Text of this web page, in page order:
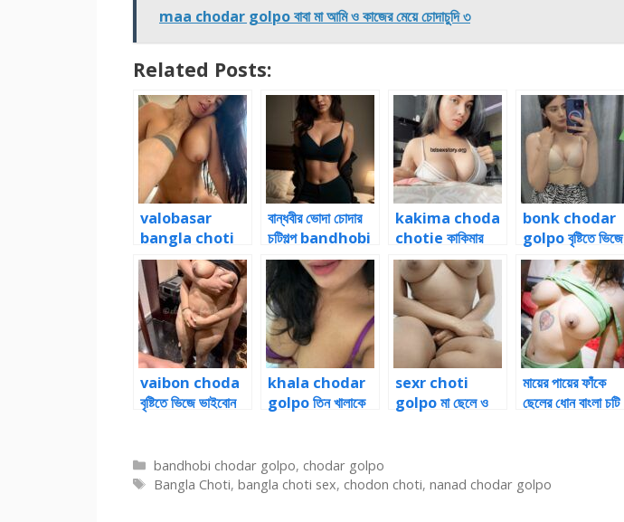
maa chodar golpo বাবা মা আমি ও কাজের মেয়ে চোদাচুদি ৩
Related Posts:
valobasar
bangla choti
শাড়ী খুলে বান্ধবীর টাইট
গুদ 4
বান্ধবীর ভোদা চোদার
চটিগল্প bandhobi
chotiy golpo
kakima choda
chotie কাকিমার
পাছা চোদার চটিগল্প
bonk chodar
golpo বৃষ্টিতে ভিজে
ভাইবোন চোদার গল্প ২
vaibon choda
বৃষ্টিতে ভিজে ভাইবোন
khala chodar
golpo তিন খালাকে
sexr choti
golpo মা ছেলে ও
মায়ের পায়ের ফাঁকে
ছেলের ধোন বাংলা চটি
Categories
bandhobi chodar golpo, chodar golpo
Tags
Bangla Choti,bangla choti sex, chodon choti,nanad chodar golpo